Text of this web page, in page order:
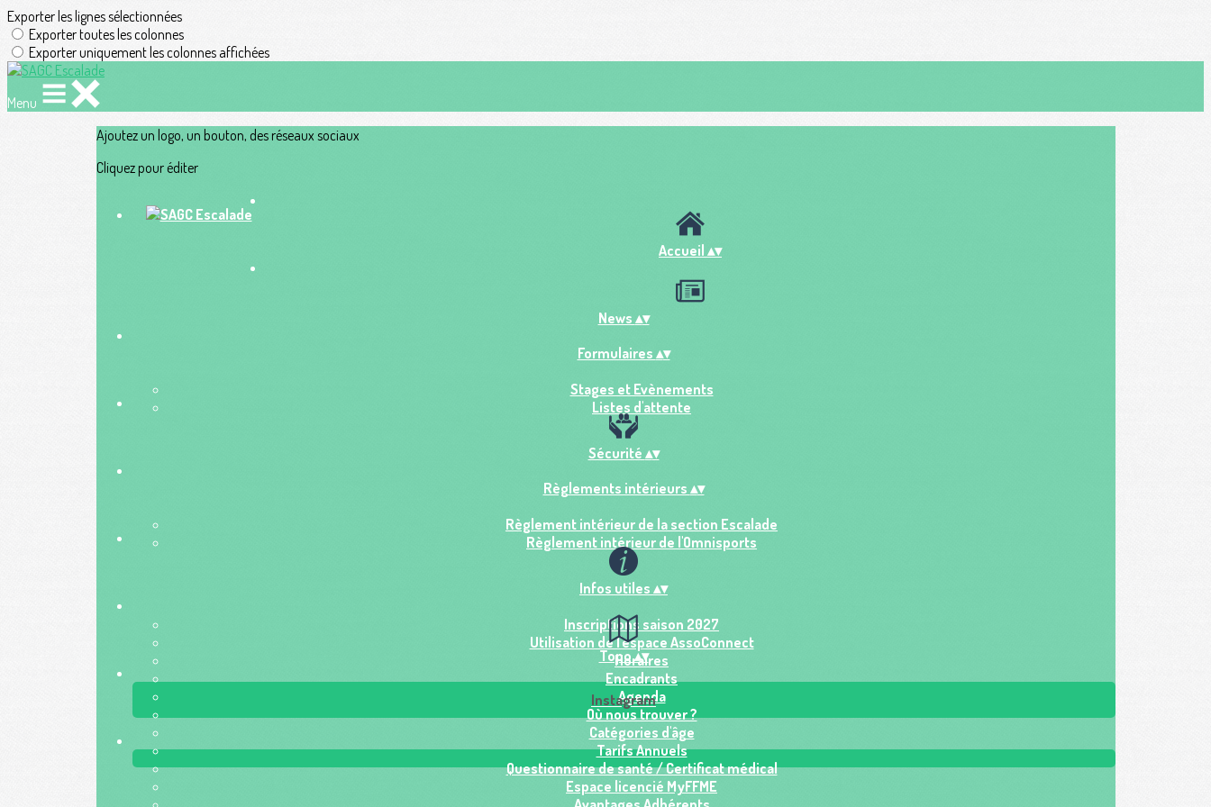
Exporter les lignes sélectionnées
Exporter toutes les colonnes
Exporter uniquement les colonnes affichées
Menu
Ajoutez un logo, un bouton, des réseaux sociaux
Cliquez pour éditer
Accueil ▴▾
News ▴▾
Formulaires ▴▾
Stages et Evènements
Listes d'attente
Sécurité ▴▾
Règlements intérieurs ▴▾
Règlement intérieur de la section Escalade
Règlement intérieur de l'Omnisports
Infos utiles ▴▾
Inscriptions saison 2027
Utilisation de l'espace AssoConnect
Horaires
Encadrants
Agenda
Où nous trouver ?
Catégories d'âge
Tarifs Annuels
Questionnaire de santé / Certificat médical
Espace licencié MyFFME
Topo▴▾
Instagram